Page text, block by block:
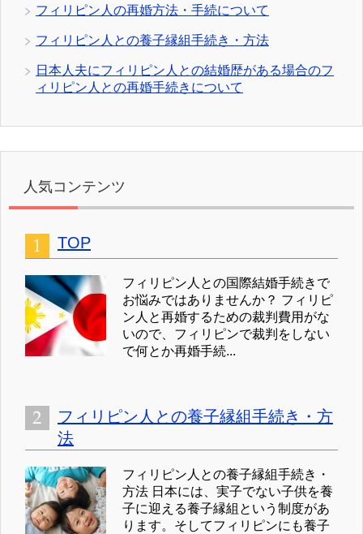
フィリピン人の再婚方法・手続について
フィリピン人との養子縁組手続き・方法
日本人夫にフィリピン人との結婚歴がある場合のフ
ィリピン人との再婚手続きについて
人気コンテンツ
TOP
フィリピン人との国際結婚手続きで
お悩みではありませんか？ フィリピ
ン人と再婚するための裁判費用がな
いので、フィリピンで裁判をしない
で何とか再婚手続...
フィリピン人との養子縁組手続き・方
法
フィリピン人との養子縁組手続き・
方法 日本には、実子でない子供を養
子に迎える養子縁組という制度があ
ります。そしてフィリピンにも養子